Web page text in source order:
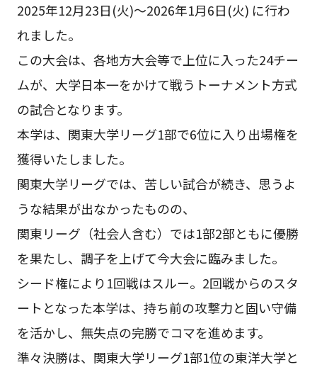
2025年12月23日(火)～2026年1月6日(火) に行わ
れました。
この大会は、各地方大会等で上位に入った24チー
ムが、大学日本一をかけて戦うトーナメント方式
の試合となります。
本学は、関東大学リーグ1部で6位に入り出場権を
獲得いたしました。
関東大学リーグでは、苦しい試合が続き、思うよ
うな結果が出なかったものの、
関東リーグ（社会人含む）では1部2部ともに優勝
を果たし、調子を上げて今大会に臨みました。
シード権により1回戦はスルー。2回戦からのスタ
ートとなった本学は、持ち前の攻撃力と固い守備
を活かし、無失点の完勝でコマを進めます。
準々決勝は、関東大学リーグ1部1位の東洋大学と